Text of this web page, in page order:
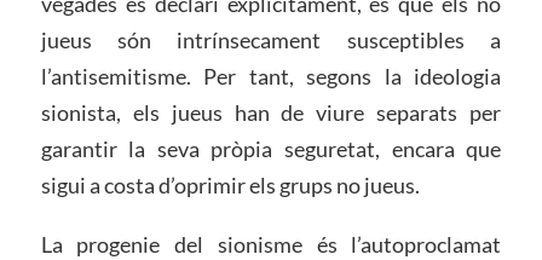
jueus són intrínsecament susceptibles a
l’antisemitisme. Per tant, segons la ideologia
sionista, els jueus han de viure separats per
garantir la seva pròpia seguretat, encara que
sigui a costa d’oprimir els grups no jueus.
La progenie del sionisme és l’autoproclamat